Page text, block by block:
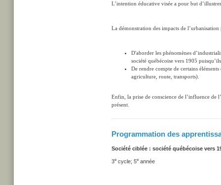
L’intention éducative visée a pour but
La démonstration des impacts de l’urbanisation
D'aborder les phénomènes
société québécoise vers 1905
De rendre compte de certains
agriculture, route, transports).
Enfin, la prise de conscience de l’influence de
présent.
Programmation des
Société ciblée : société québécoise vers
3e cycle; 5e année